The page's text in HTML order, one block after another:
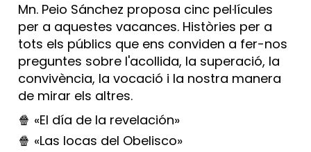
Mn. Peio Sánchez proposa cinc pel·lícules
per a aquestes vacances. Històries per a
tots els públics que ens conviden a fer-nos
preguntes sobre l'acollida, la superació, la
convivència, la vocació i la nostra manera
de mirar els altres.
🍿 «El día de la revelación»
🍿 «Las locas del Obelisco»